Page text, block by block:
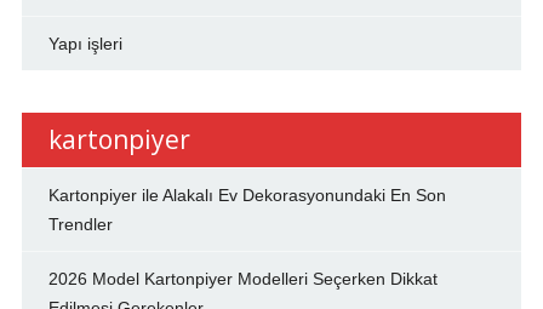
Yapı işleri
kartonpiyer
Kartonpiyer ile Alakalı Ev Dekorasyonundaki En Son
Trendler
2026 Model Kartonpiyer Modelleri Seçerken Dikkat